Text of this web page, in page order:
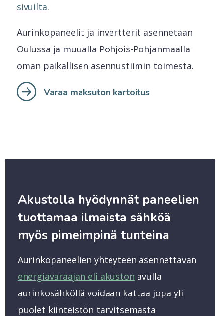
sivuilta.
Aurinkopaneelit ja invertterit asennetaan
Oulussa ja muualla Pohjois-Pohjanmaalla
oman paikallisen asennustiimin toimesta.
Varaa maksuton kartoitus
Akustolla hyödynnät paneelien
tuottamaa ilmaista sähköä
myös pimeimpinä tunteina
Aurinkopaneelien yhteyteen asennettavan
energiavaraajan eli akuston avulla
aurinkosähköllä voidaan kattaa jopa yli
puolet kiinteistön tarvitsemasta